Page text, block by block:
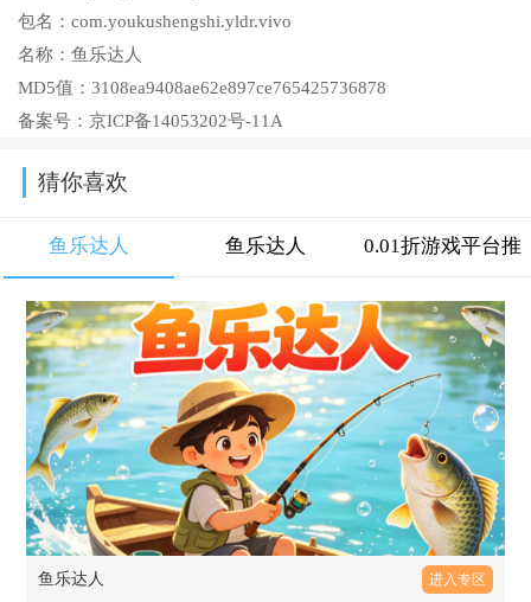
包名： com.youkushengshi.yldr.vivo
名称： 鱼乐达人
MD5值： 3108ea9408ae62e897ce765425736878
备案号： 京ICP备14053202号-11A
猜你喜欢
鱼乐达人 鱼乐达人 0.01折游戏平台推
荐
鱼乐达人 进入专区